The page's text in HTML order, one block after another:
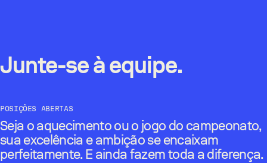
Junte-se à equipe.
POSIÇÕES ABERTAS
Seja o aquecimento ou o jogo do campeonato,
sua excelência e ambição se encaixam
perfeitamente. E ainda fazem toda a diferença.